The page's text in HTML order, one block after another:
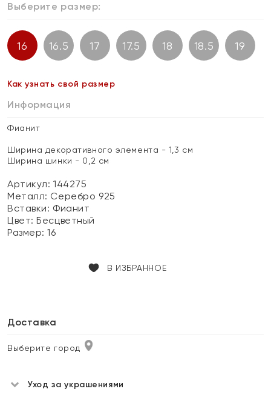
Выберите размер:
16 16.5 17 17.5 18 18.5 19
Как узнать свой размер
Информация
Фианит
Ширина декоративного элемента - 1,3 см
Ширина шинки - 0,2 см
Артикул: 144275
Металл: Серебро 925
Вставки: Фианит
Цвет:Бесцветный
Размер:16
В ИЗБРАННОЕ
Доставка
Выберите город
Уход за украшениями